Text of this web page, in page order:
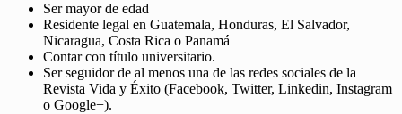
Ser mayor de edad
Residente legal en Guatemala, Honduras, El Salvador,
Nicaragua, Costa Rica o Panamá
Contar con título universitario.
Ser seguidor de al menos una de las redes sociales de la
Revista Vida y Éxito (Facebook, Twitter, Linkedin, Instagram
o Google+).